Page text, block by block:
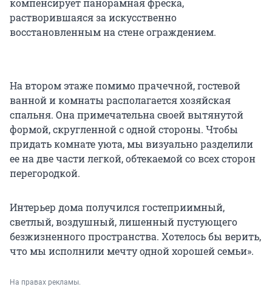
компенсирует панорамная фреска,
растворившаяся за искусственно
восстановленным на стене ограждением.
На втором этаже помимо прачечной, гостевой
ванной и комнаты располагается хозяйская
спальня. Она примечательна своей вытянутой
формой, скругленной с одной стороны. Чтобы
придать комнате уюта, мы визуально разделили
ее на две части легкой, обтекаемой со всех сторон
перегородкой.
Интерьер дома получился гостеприимный,
светлый, воздушный, лишенный пустующего
безжизненного пространства. Хотелось бы верить,
что мы исполнили мечту одной хорошей семьи».
На правах рекламы.